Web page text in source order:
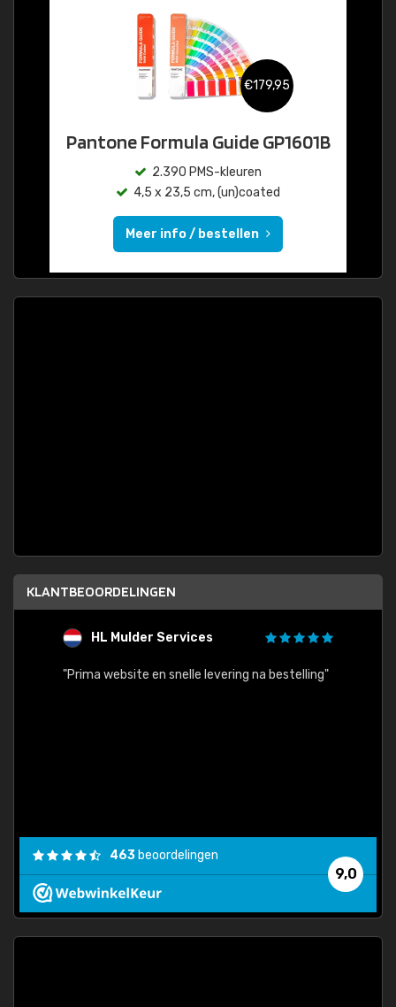
€179,95
Pantone Formula Guide GP1601B
2.390 PMS-kleuren
4,5 x 23,5 cm, (un)coated
Meer info / bestellen
KLANTBEOORDELINGEN
HL Mulder Services
"Prima website en snelle levering na bestelling"
9,0
463 beoordelingen